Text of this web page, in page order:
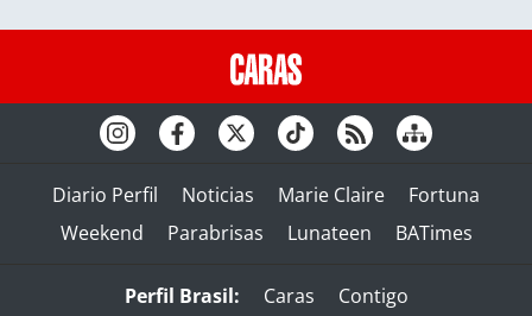
Diario Perfil Noticias Marie Claire
Fortuna
Weekend
Parabrisas Lunateen BATimes
Perfil Brasil: Caras Contigo